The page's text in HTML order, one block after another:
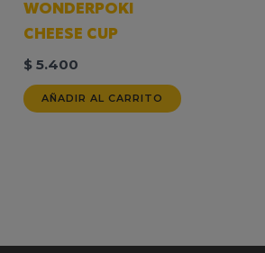
WONDERPOKI
CHEESE CUP
$ 5.400
AÑADIR AL CARRITO